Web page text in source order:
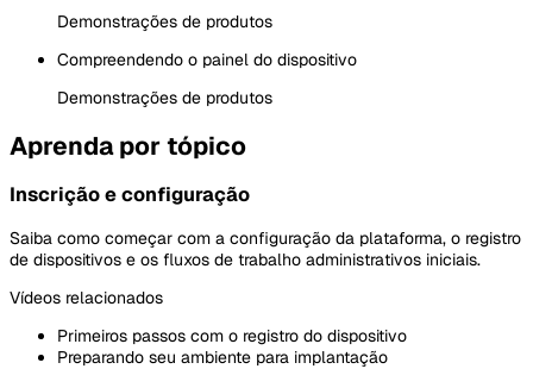
Demonstrações de produtos
Compreendendo o painel do dispositivo
Demonstrações de produtos
Aprenda por tópico
Inscrição e configuração
Saiba como começar com a configuração da plataforma, o registro
de dispositivos e os fluxos de trabalho administrativos iniciais.
Vídeos relacionados
Primeiros passos com o registro do dispositivo
Preparando seu ambiente para implantação